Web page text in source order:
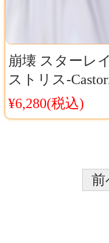
崩壊 スターレ
ストリス-
ィッグ Cosyaya
¥6,280(税込)
前